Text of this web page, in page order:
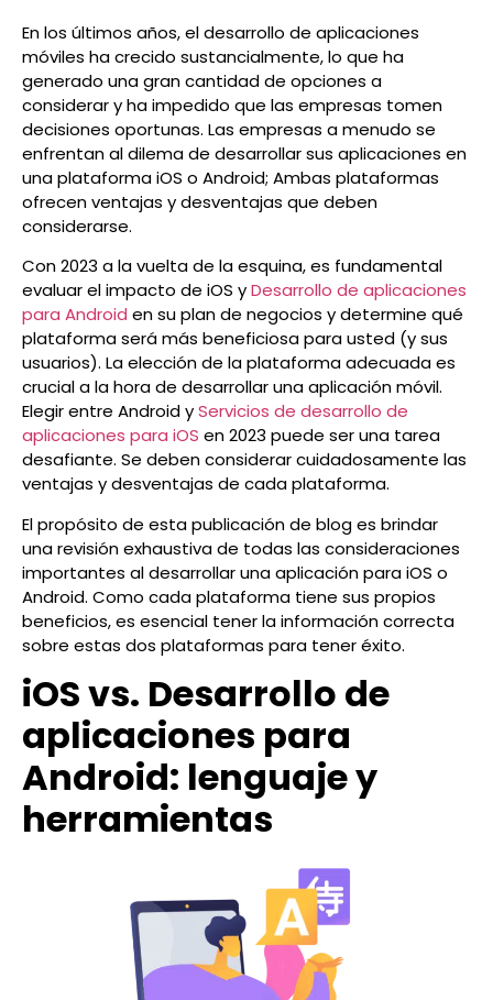
En los últimos años, el desarrollo de aplicaciones
móviles ha crecido sustancialmente, lo que ha
generado una gran cantidad de opciones a
considerar y ha impedido que las empresas tomen
decisiones oportunas. Las empresas a menudo se
enfrentan al dilema de desarrollar sus aplicaciones en
una plataforma iOS o Android; Ambas plataformas
ofrecen ventajas y desventajas que deben
considerarse.
Con 2023 a la vuelta de la esquina, es fundamental
evaluar el impacto de iOS yDesarrollo de aplicaciones
para Android en su plan de negocios y determine qué
plataforma será más beneficiosa para usted (y sus
usuarios). La elección de la plataforma adecuada es
crucial a la hora de desarrollar una aplicación móvil.
Elegir entre Android yServicios de desarrollo de
aplicaciones para iOS en 2023 puede ser una tarea
desafiante. Se deben considerar cuidadosamente las
ventajas y desventajas de cada plataforma.
El propósito de esta publicación de blog es brindar
una revisión exhaustiva de todas las consideraciones
importantes al desarrollar una aplicación para iOS o
Android. Como cada plataforma tiene sus propios
beneficios, es esencial tener la información correcta
sobre estas dos plataformas para tener éxito.
iOS vs. Desarrollo de
aplicaciones para
Android: lenguaje y
herramientas